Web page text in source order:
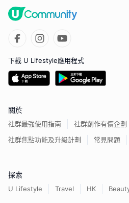
下載 U Lifestyle應用程式
關於
社群最強使用指南
社群創作有價企劃
社群焦點功能及升級計劃
常見問題
探索
U Lifestyle Travel HK